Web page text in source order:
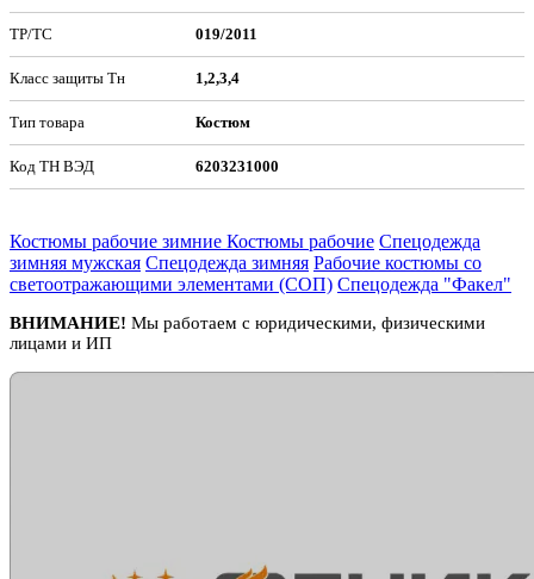
ТР/ТС 019/2011
Класс защиты Тн 1,2,3,4
Тип товара Костюм
Код ТН ВЭД 6203231000
Костюмы рабочие зимние Костюмы рабочие Спецодежда
зимняя мужская Спецодежда зимняя Рабочие костюмы со
светоотражающими элементами (СОП) Спецодежда "Факел"
ВНИМАНИЕ! Мы работаем с юридическими, физическими
лицами и ИП